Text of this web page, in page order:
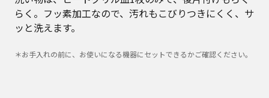
らく。フッ素加工なので、汚れもこびりつきにくく、サ
ッと洗えます。
＊お手入れの前に、お使いになる機器にセットできるかご確認ください。